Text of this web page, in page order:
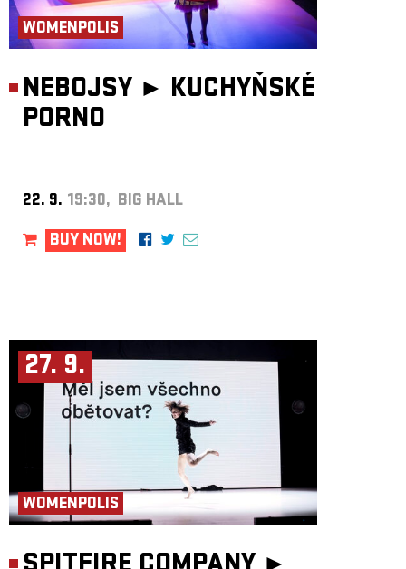
WOMENPOLIS
NEBOJSY ► KUCHYŇSKÉ
PORNO
22. 9. 19:30, BIG HALL
BUY NOW!
27. 9.
WOMENPOLIS